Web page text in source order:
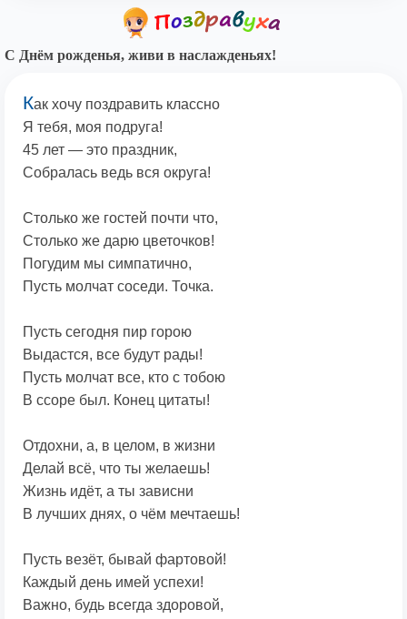
С Днём рожденья, живи в наслажденьях!
Как хочу поздравить классно
Я тебя, моя подруга!
45 лет — это праздник,
Собралась ведь вся округа!
Столько же гостей почти что,
Столько же дарю цветочков!
Погудим мы симпатично,
Пусть молчат соседи. Точка.
Пусть сегодня пир горою
Выдастся, все будут рады!
Пусть молчат все, кто с тобою
В ссоре был. Конец цитаты!
Отдохни, а, в целом, в жизни
Делай всё, что ты желаешь!
Жизнь идёт, а ты зависни
В лучших днях, о чём мечтаешь!
Пусть везёт, бывай фартовой!
Каждый день имей успехи!
Важно, будь всегда здоровой,